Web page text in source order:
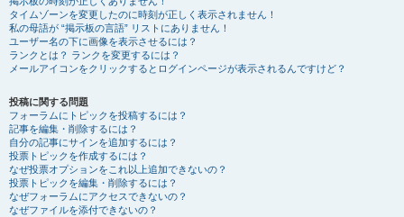
タイムゾーンを変更したのに時刻が正しく表示されません！
私の母語が “掲示板の言語” リストにありません！
ユーザー名の下に画像を表示させるには？
ランクとは？ ランクを変更するには？
メールアイコンをクリックするとログインページが表示されるんですけど？
投稿に関する問題
フォーラムにトピックを投稿するには？
記事を編集・削除するには？
自分の記事にサインを追加するには？
投票トピックを作成するには？
なぜ投票オプションをこれ以上追加できないの？
投票トピックを編集・削除するには？
なぜフォーラムにアクセスできないの？
なぜファイルを添付できないの？